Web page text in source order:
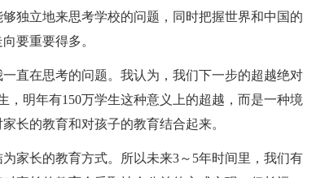
独立地来思考学校的问题，同时把握世界和中国的
要重要得多。
直在思考的问题。我认为，我们下一步的超越绝对
，明年有150万学生这种意义上的超越，而是一种境
长的教育和对孩子的教育结合起来。
家长的教育方式。所以未来3～5年时间里，我们有